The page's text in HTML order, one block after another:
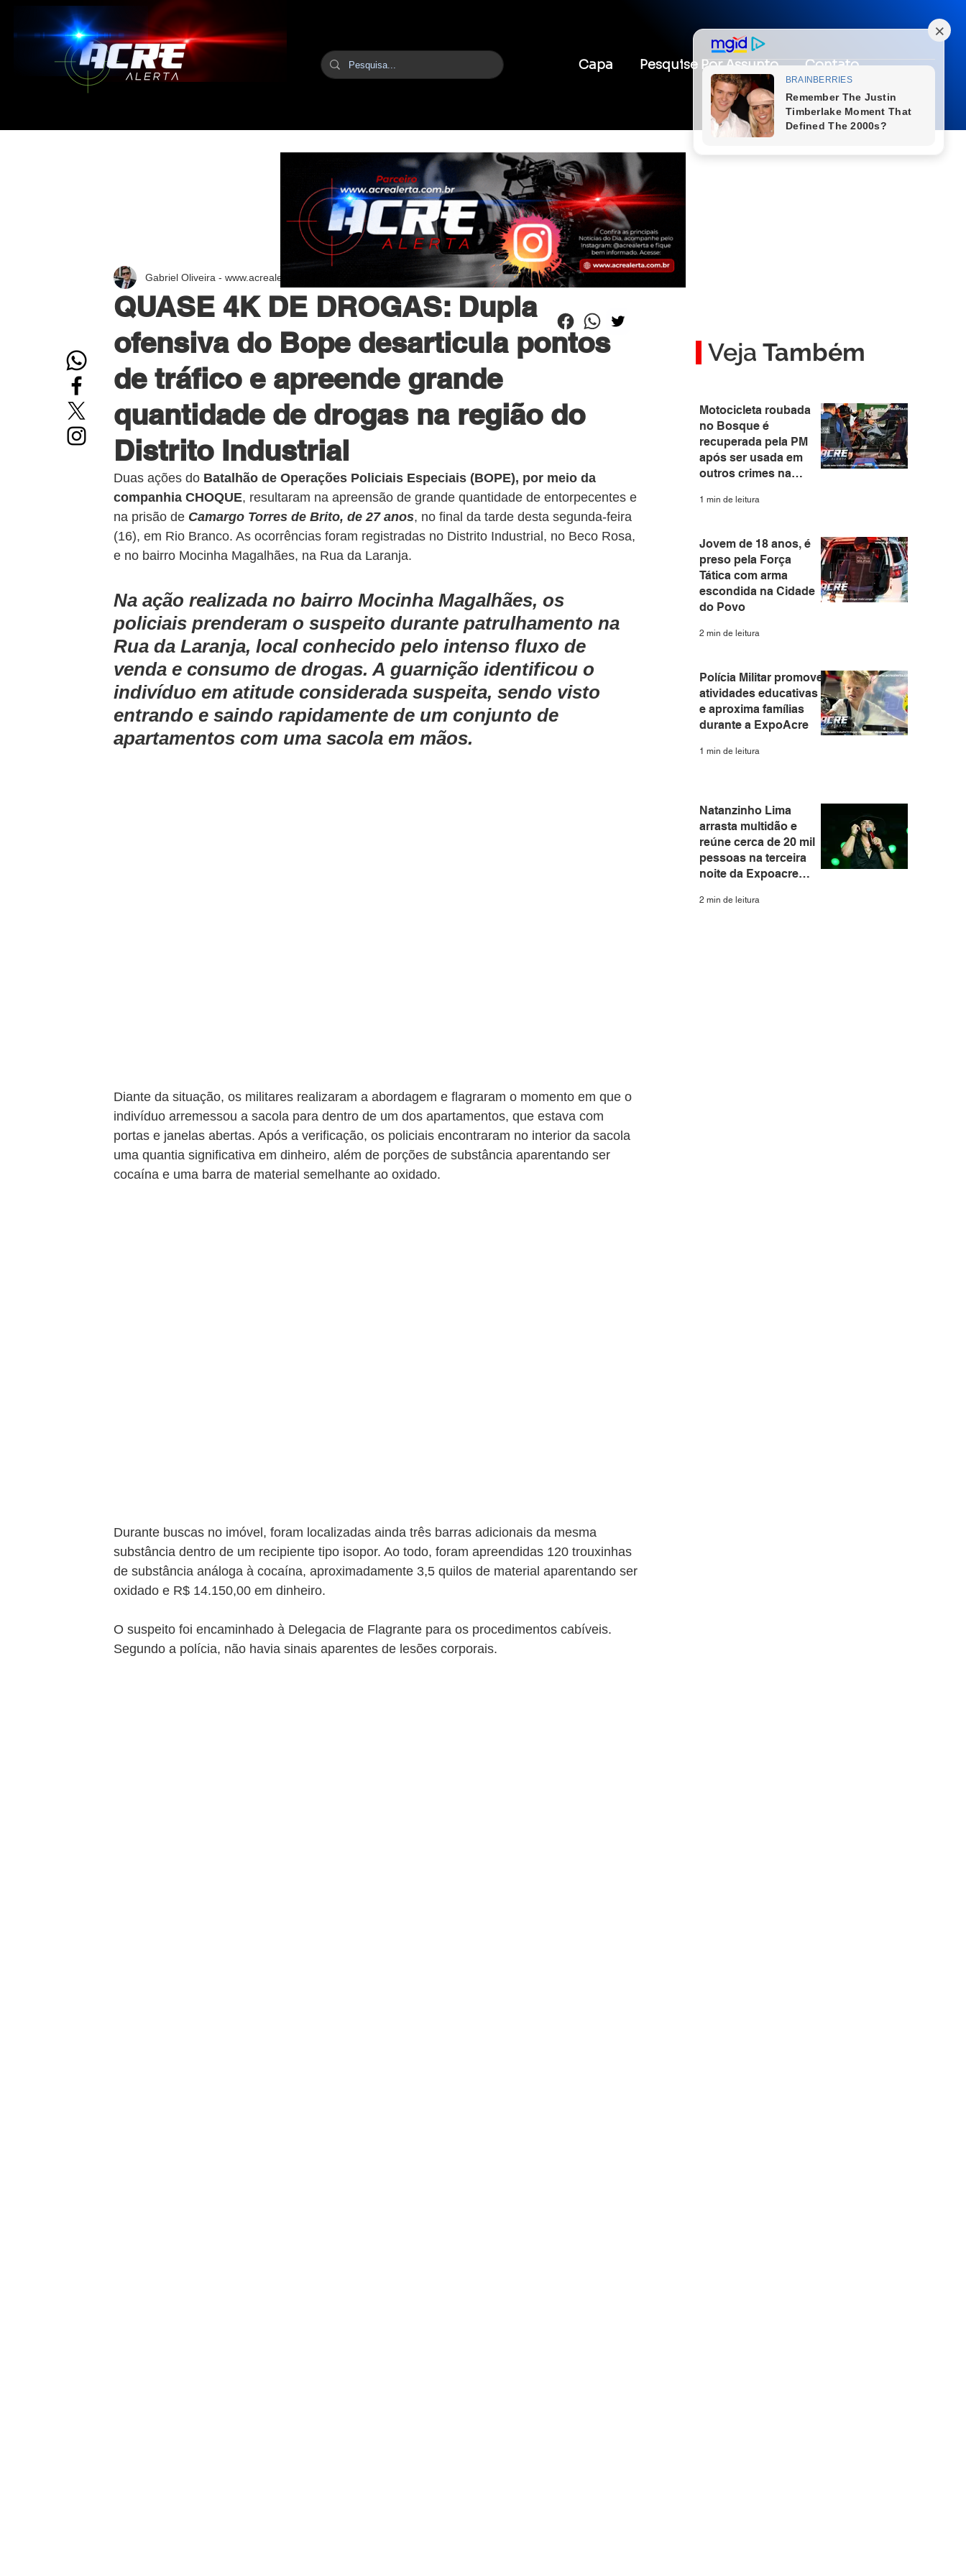
Capa Pesquise Por Assunto Contato
QUASE 4K DE DROGAS: Dupla
ofensiva do Bope desarticula pontos
de tráfico e apreende grande
quantidade de drogas na região do
Distrito Industrial
Gabriel Oliveira - www.acrealerta.com.br 17 de mar. 2 min de leitura
Duas ações do Batalhão de Operações Policiais Especiais (BOPE), por meio da
companhia CHOQUE, resultaram na apreensão de grande quantidade de entorpecentes e
na prisão de Camargo Torres de Brito, de 27 anos, no final da tarde desta segunda-feira
(16), em Rio Branco. As ocorrências foram registradas no Distrito Industrial, no Beco Rosa,
e no bairro Mocinha Magalhães, na Rua da Laranja.
Na ação realizada no bairro Mocinha Magalhães, os
policiais prenderam o suspeito durante patrulhamento na
Rua da Laranja, local conhecido pelo intenso fluxo de
venda e consumo de drogas. A guarnição identificou o
indivíduo em atitude considerada suspeita, sendo visto
entrando e saindo rapidamente de um conjunto de
apartamentos com uma sacola em mãos.
Diante da situação, os militares realizaram a abordagem e flagraram o momento em que o
indivíduo arremessou a sacola para dentro de um dos apartamentos, que estava com
portas e janelas abertas. Após a verificação, os policiais encontraram no interior da sacola
uma quantia significativa em dinheiro, além de porções de substância aparentando ser
cocaína e uma barra de material semelhante ao oxidado.
Durante buscas no imóvel, foram localizadas ainda três barras adicionais da mesma
substância dentro de um recipiente tipo isopor. Ao todo, foram apreendidas 120 trouxinhas
de substância análoga à cocaína, aproximadamente 3,5 quilos de material aparentando ser
oxidado e R$ 14.150,00 em dinheiro.
O suspeito foi encaminhado à Delegacia de Flagrante para os procedimentos cabíveis.
Segundo a polícia, não havia sinais aparentes de lesões corporais.
Motocicleta roubada
no Bosque é
recuperada pela PM
após ser usada em
outros crimes na
1 min de leitura
Jovem de 18 anos, é
preso pela Força
Tática com arma
escondida na Cidade
do Povo
2 min de leitura
Polícia Militar promove
atividades educativas
e aproxima famílias
durante a ExpoAcre
1 min de leitura
Natanzinho Lima
arrasta multidão e
reúne cerca de 20 mil
pessoas na terceira
noite da Expoacre
2 min de leitura
Veja Também